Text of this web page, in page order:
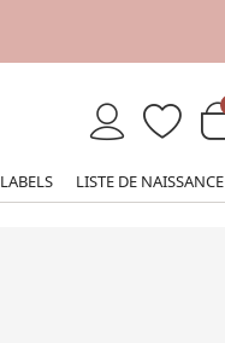
LABELS LISTE DE NAISSANCE